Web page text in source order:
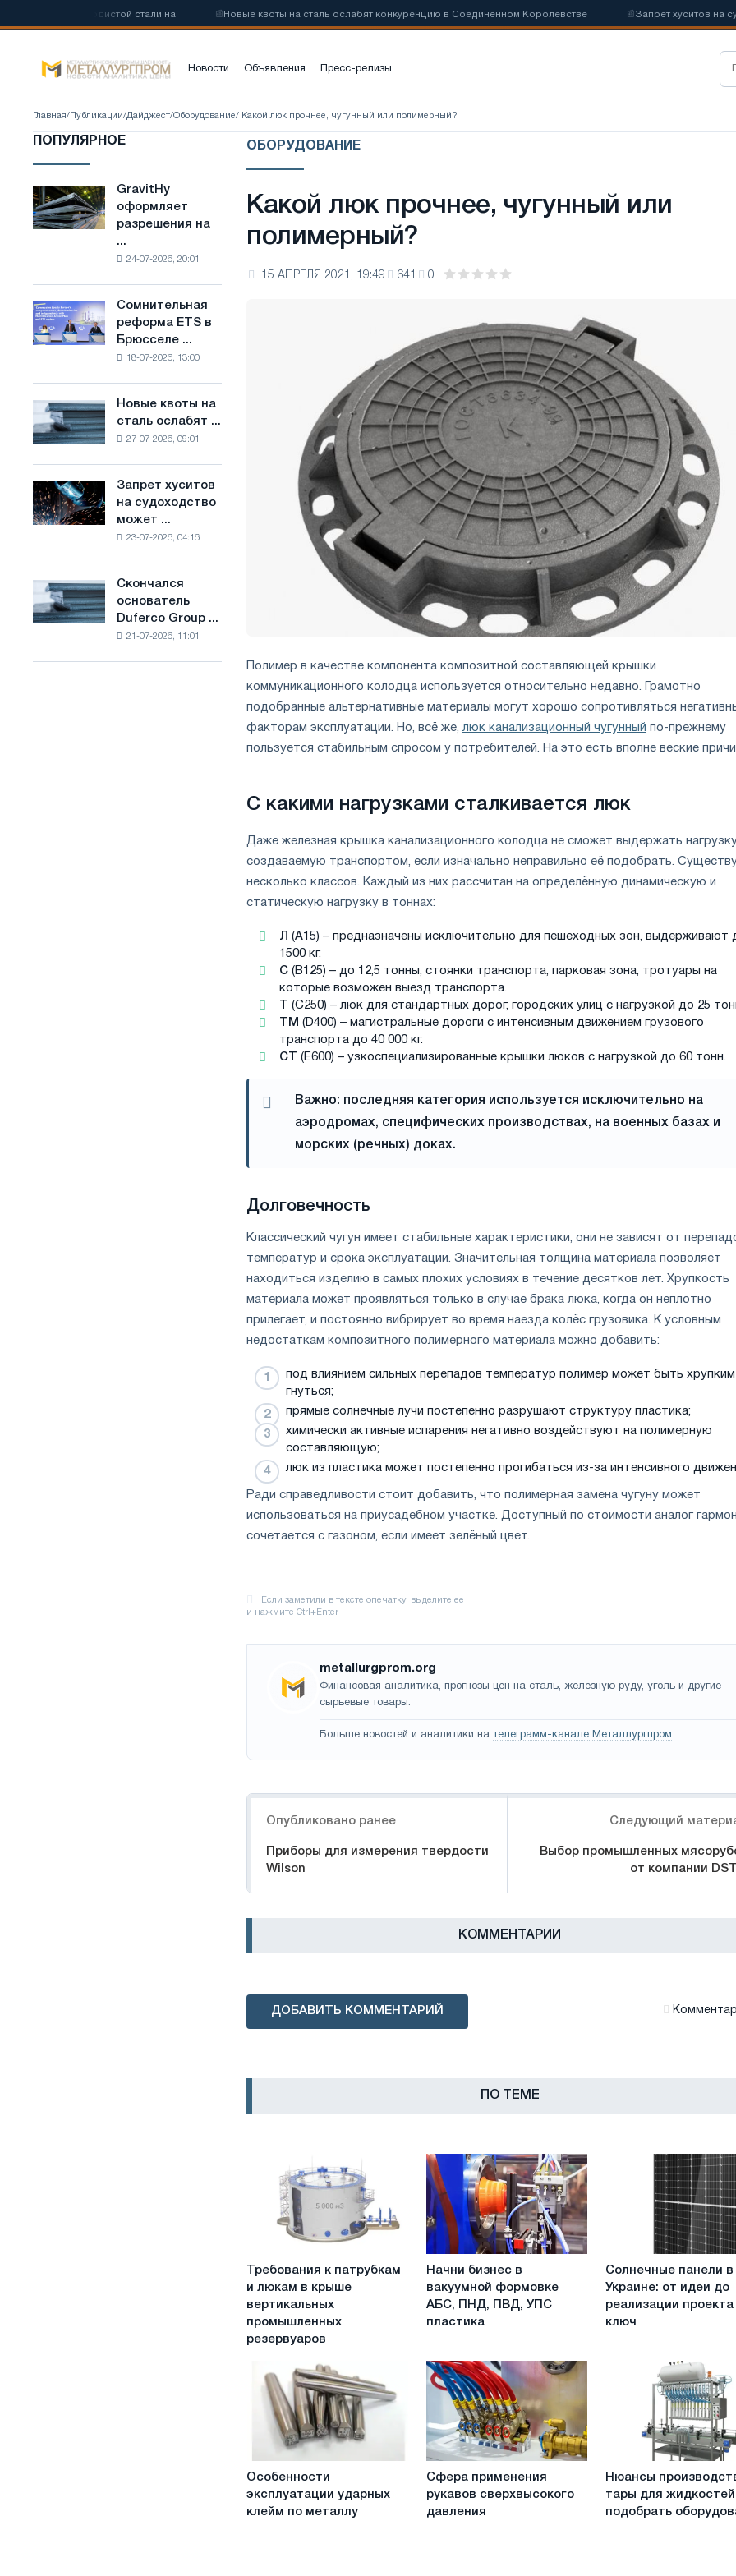
низкоуглеродистой стали на Новые квоты на сталь ослабят конкуренцию в Соединенном Королевстве Запрет хуситов на
Новости Объявления Пресс-релизы
Главная/ Публикации/Дайджест/Оборудование/ Какой люк прочнее, чугунный или полимерный?
ПОПУЛЯРНОЕ
GravitHy
оформляет
разрешения
строительство
производству
низкоуглеродистой
основе
водорода
Франции
GravitHy
оформляет
разрешения на
...
24-07-2026, 20:01
Сомнительная
реформа
ETS
отраслевые
ограничения
амбициями
по
борьбе
с
Сомнительная
реформа ETS в
Брюсселе ...
18-07-2026, 13:00
Новые
квоты
на
конкуренцию
в
Новые квоты на
сталь ослабят ...
27-07-2026, 09:01
Запрет
хуситов
на
импорт
Саудовской
Запрет хуситов
на судоходство
может ...
23-07-2026, 04:16
Скончался
основатель
Duferco
Скончался
основатель
Duferco Group ...
21-07-2026, 11:01
ОБОРУДОВАНИЕ
Какой люк прочнее, чугунный или
полимерный?
15 АПРЕЛЯ 2021, 19:49 641 0
Полимер в качестве компонента композитной составляющей крышки
коммуникационного колодца используется относительно недавно. Грамотно
подобранные альтернативные материалы могут хорошо сопротивляться
факторам эксплуатации. Но, всё же, люк канализационный чугунный по-прежнему
пользуется стабильным спросом у потребителей. На это есть вполне веские
С какими нагрузками сталкивается люк
Даже железная крышка канализационного колодца не сможет выдержать
создаваемую транспортом, если изначально неправильно её подобрать.
несколько классов. Каждый из них рассчитан на определённую динамическую и
статическую нагрузку в тоннах:
Л
(А15) – предназначены исключительно для пешеходных зон, выдерживают
1500 кг.
С (В125) – до 12,5 тонны, стоянки транспорта, парковая зона, тротуары на
которые возможен выезд транспорта.
(С250) – люк для стандартных дорог, городских улиц с нагрузкой до 25
ТМ (D400) – магистральные дороги с интенсивным движением грузового
транспорта до 40 000 кг.
СТ
(Е600) – узкоспециализированные крышки люков с нагрузкой до 60 тонн.
Важно: последняя категория используется исключительно на
аэродромах, специфических производствах, на военных базах и
морских (речных) доках.
Долговечность
Классический чугун имеет стабильные характеристики, они не зависят от
температур и срока эксплуатации. Значительная толщина материала позволяет
находиться изделию в самых плохих условиях в течение десятков лет. Хрупкость
материала может проявляться только в случае брака люка, когда он неплотно
прилегает, и постоянно вибрирует во время наезда колёс грузовика. К условным
недостаткам композитного полимерного материала можно добавить:
под влиянием сильных перепадов температур полимер может быть хрупким
гнуться;
прямые солнечные лучи постепенно разрушают структуру пластика;
химически активные испарения негативно воздействуют на полимерную
составляющую;
люк из пластика может постепенно прогибаться из-за интенсивного
Ради справедливости стоит добавить, что полимерная замена чугуну может
использоваться на приусадебном участке. Доступный по стоимости аналог
сочетается с газоном, если имеет зелёный цвет.
metallurgprom.org
Финансовая аналитика, прогнозы цен на сталь, железную руду, уголь и другие
сырьевые товары.
Больше новостей и аналитики на телеграмм-канале Металлургпром.
Опубликовано ранее
Приборы для измерения твердости
Wilson
Следующий
Выбор промышленных
от компании
КОММЕНТАРИИ
ДОБАВИТЬ КОММЕНТАРИЙ
ПО ТЕМЕ
люкам
в
вертикальных
промышленных
резервуаров
Требования к патрубкам
и люкам в крыше
вертикальных
промышленных
резервуаров
вакуумной
ПНД,
ПВД,
УПС
пластика
Начни бизнес в
вакуумной формовке
АБС, ПНД, ПВД, УПС
пластика
Украине:
реализации
Солнечные панели в
Украине: от идеи до
реализации
ключ
ударных
Особенности
эксплуатации ударных
клейм по металлу
применения
рукавов
сверхвысокого
Сфера применения
рукавов сверхвысокого
давления
производства
тары
для
Нюансы
тары для
подобрать